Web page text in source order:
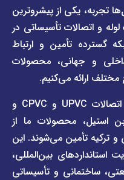
از پیشروترین
تأسیساتی در
و ارتباط
محصولات
می‌کنیم.
به‌عنوان واردکننده مستقیم لوله و اتصالات UPVC و CPVC و
ما از
می‌شوند. این
بین‌المللی،
و تأسیساتی
دسترسی
سریع
صفحه
لیست
قیمت
صفحه
برند
پیمتاش
صفحه
برند
فاراب
دسترسی
سریع
درباره
ما
قوانین
و
مقررات
وبلاگ
خبری